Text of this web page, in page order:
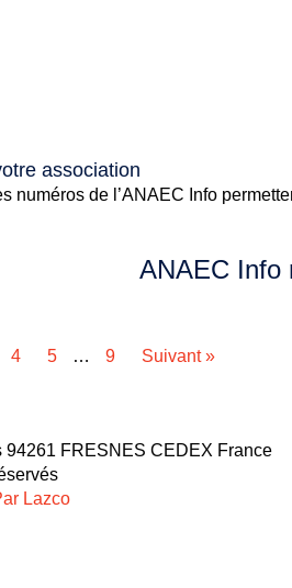
association
numéros de l’ANAEC Info
ANAEC Info
4 5 … 9 Suivant »
94261 FRESNES CEDEX France
Lazco